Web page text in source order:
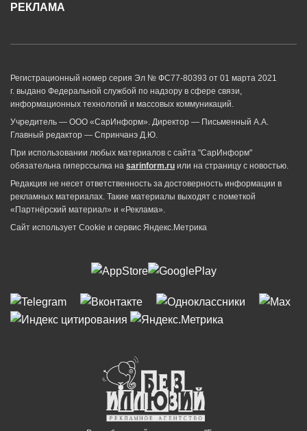
РЕКЛАМА
Регистрационный номер серия Эл № ФС77-80393 от 01 марта 2021
г. выдано Федеральной службой по надзору в сфере связи,
информационных технологий и массовых коммуникаций.
Учредитель — ООО «СарИнформ». Директор — Письменный А.А.
Главный редактор — Спринчанэ Д.Ю.
При использовании любых материалов с сайта "СарИнформ"
обязательна гиперссылка на sarinform.ru или на страницу с новостью.
Редакция не несет ответственность за достоверность информации в
рекламных материалах. Такие материалы выходят с пометкой
«Партнёрский материал» и «Реклама».
Сайт использует Cookie и сервиc Яндекс.Метрика